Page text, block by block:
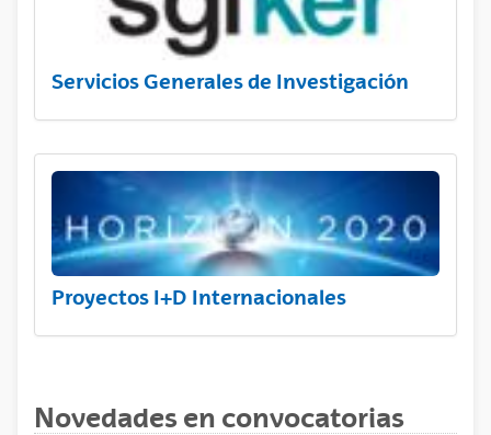
Servicios Generales de Investigación
Proyectos I+D Internacionales
Novedades en convocatorias